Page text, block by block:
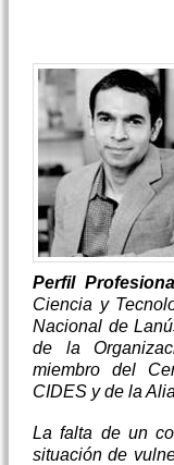
Perfil
Ciencia y
Nacional de
de la
miembro del
CIDES y de la
La falta de un
situación de